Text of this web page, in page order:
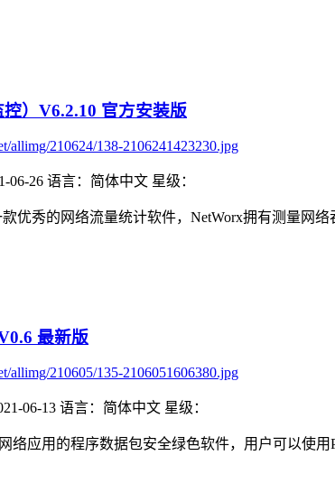
）V6.2.10 官方安装版
06-26 语言：简体中文 星级：
秀的网络流量统计软件，NetWorx拥有测量网络
最新版
06-13 语言：简体中文 星级：
应用的程序数据包安全绿色软件，用户可以使用